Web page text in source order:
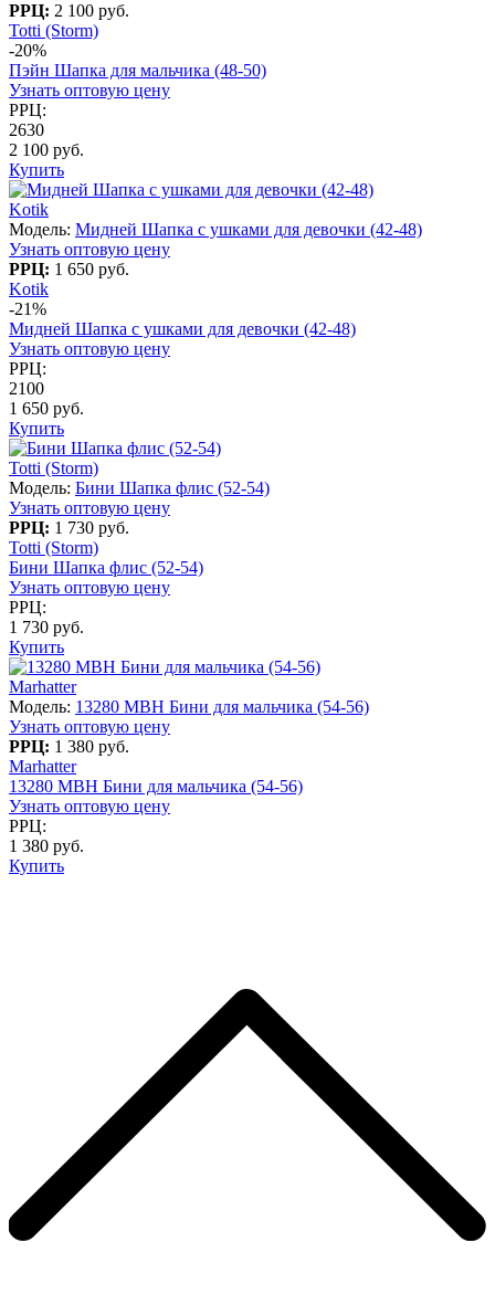
РРЦ: 2 100 руб.
Totti (Storm)
-20%
Пэйн Шапка для мальчика (48-50)
Узнать оптовую цену
РРЦ:
2630
2 100 руб.
Купить
Kotik
Модель: Мидней Шапка с ушками для девочки (42-48)
Узнать оптовую цену
РРЦ: 1 650 руб.
Kotik
-21%
Мидней Шапка с ушками для девочки (42-48)
Узнать оптовую цену
РРЦ:
2100
1 650 руб.
Купить
Totti (Storm)
Модель: Бини Шапка флис (52-54)
Узнать оптовую цену
РРЦ: 1 730 руб.
Totti (Storm)
Бини Шапка флис (52-54)
Узнать оптовую цену
РРЦ:
1 730 руб.
Купить
Marhatter
Модель: 13280 MBH Бини для мальчика (54-56)
Узнать оптовую цену
РРЦ: 1 380 руб.
Marhatter
13280 MBH Бини для мальчика (54-56)
Узнать оптовую цену
РРЦ:
1 380 руб.
Купить